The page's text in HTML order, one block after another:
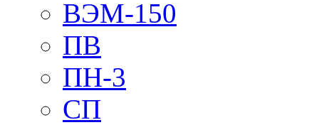
ВЭМ-150
ПВ
ПН-3
СП